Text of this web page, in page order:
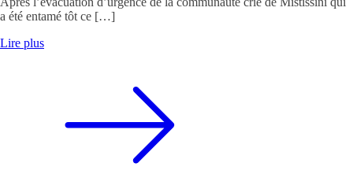
a été entamé tôt ce […]
Lire plus